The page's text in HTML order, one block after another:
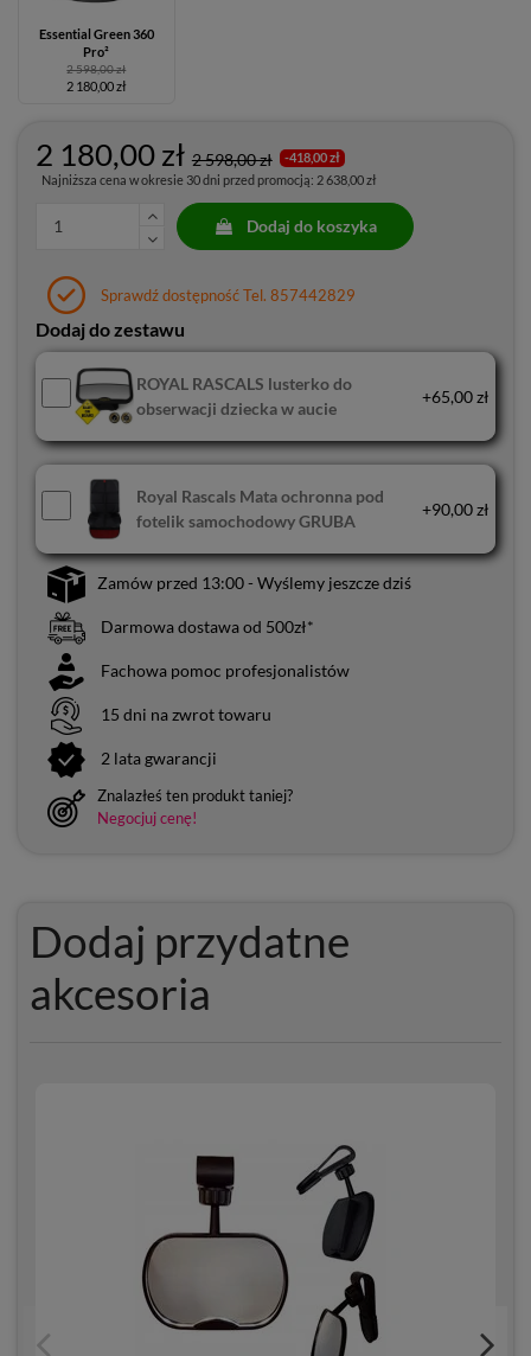
Essential Green 360
Pro²
2 598,00 zł
2 180,00 zł
2 180,00 zł 2 598,00 zł -418,00 zł
Najniższa cena w okresie 30 dni przed promocją: 2 638,00 zł
Dodaj do koszyka
Sprawdź dostępność Tel. 857442829
Dodaj do zestawu
ROYAL RASCALS lusterko do
obserwacji dziecka w aucie
+65,00 zł
Royal Rascals Mata ochronna pod
fotelik samochodowy GRUBA
+90,00 zł
Zamów przed 13:00 - Wyślemy jeszcze dziś
Darmowa dostawa od 500zł*
Fachowa pomoc profesjonalistów
15 dni na zwrot towaru
2 lata gwarancji
Znalazłeś ten produkt taniej?
Negocjuj cenę!
Dodaj przydatne
akcesoria